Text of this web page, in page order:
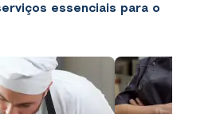
essenciais para o